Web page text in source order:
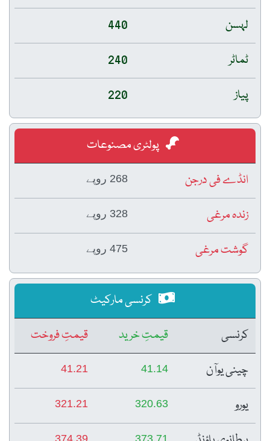
لہسن
440
ٹماٹر
240
پیاز
220
پولٹری مصنوعات
انڈے فی درجن
268 روپے
زندہ مرغی 328 روپے
گوشت مرغی 475 روپے
کرنسی مارکیٹ
کرنسی
قیمتِ خرید
قیمتِ فروخت
چینی یوآن
41.14
41.21
یورو 320.63
321.21
373.71
374.39